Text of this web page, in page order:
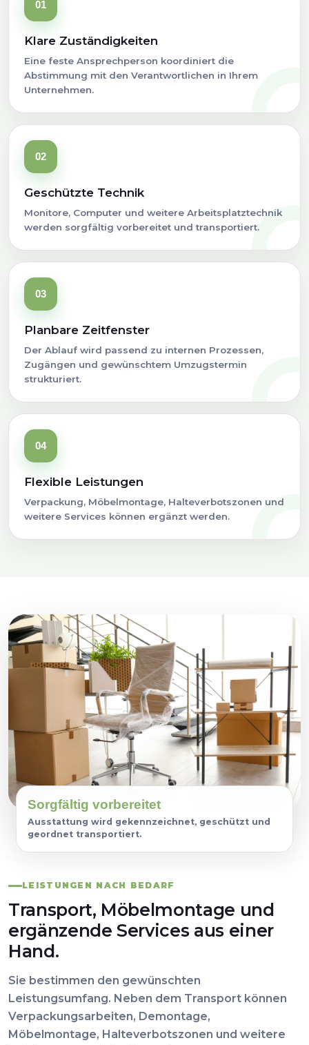
01
Klare Zuständigkeiten
Eine feste Ansprechperson koordiniert die
Abstimmung mit den Verantwortlichen in Ihrem
Unternehmen.
02
Geschützte Technik
Monitore, Computer und weitere Arbeitsplatztechnik
werden sorgfältig vorbereitet und transportiert.
03
Planbare Zeitfenster
Der Ablauf wird passend zu internen Prozessen,
Zugängen und gewünschtem Umzugstermin
strukturiert.
04
Flexible Leistungen
Verpackung, Möbelmontage, Halteverbotszonen und
weitere Services können ergänzt werden.
LEISTUNGEN NACH BEDARF
Transport, Möbelmontage und
ergänzende Services aus einer
Hand.
Sie bestimmen den gewünschten
Leistungsumfang. Neben dem Transport können
Verpackungsarbeiten, Demontage,
Möbelmontage, Halteverbotszonen und weitere
Sorgfältig vorbereitet
Ausstattung wird gekennzeichnet, geschützt und
geordnet transportiert.